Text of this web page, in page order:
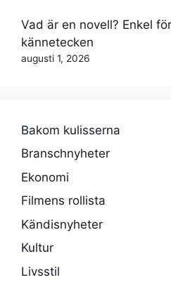
Vad är en novell? Enkel
kännetecken
augusti 1, 2026
Bakom kulisserna
Branschnyheter
Ekonomi
Filmens rollista
Kändisnyheter
Kultur
Livsstil